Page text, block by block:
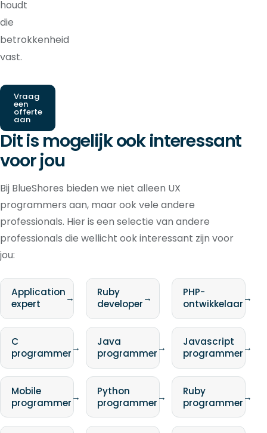
houdt
die
betrokkenheid
vast.
Vraag
een
offerte
aan
Dit is mogelijk ook interessant
voor jou
Bij BlueShores bieden we niet alleen UX
programmers aan, maar ook vele andere
professionals. Hier is een selectie van andere
professionals die wellicht ook interessant zijn voor
jou:
Application
expert
→
Ruby
developer→
PHP-
ontwikkelaar→
C
programmer→
Java
programmer→
Javascript
programmer→
Mobile
programmer→
Python
programmer→
Ruby
programmer→